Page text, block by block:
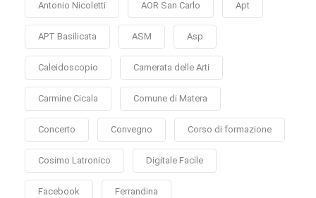
Antonio Nicoletti AOR San Carlo Apt
APT Basilicata ASM Asp
Caleidoscopio Camerata delle Arti
Carmine Cicala Comune di Matera
Concerto Convegno Corso di formazione
Cosimo Latronico Digitale Facile
Facebook Ferrandina